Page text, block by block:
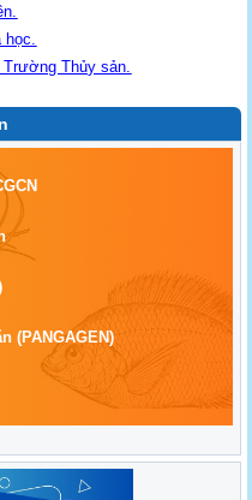
học
Thủy sản
(PANGAGEN)